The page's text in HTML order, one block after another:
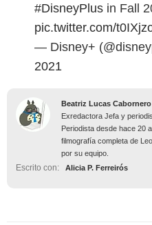
#DisneyPlus in Fall
pic.twitter.com/
— Disney+
2021
Beatriz Lucas Cabornero
Exredactora Jefa y
Periodista desde hace 20
filmografía completa de
por su equipo.
Escrito con: Alicia P. Ferreirós